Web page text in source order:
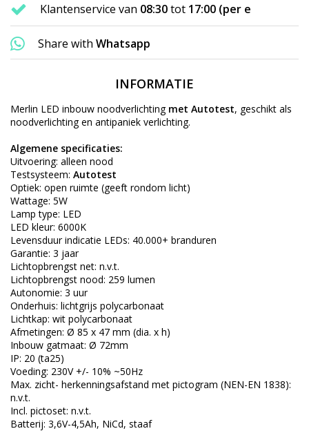
Klantenservice van 08:30tot 17:00 (per e
Share with Whatsapp
INFORMATIE
Merlin LED inbouw noodverlichting met Autotest, geschikt als
noodverlichting en antipaniek verlichting.
Algemene specificaties:
Uitvoering: alleen nood
Testsysteem: Autotest
Optiek: open ruimte (geeft rondom licht)
Wattage: 5W
Lamp type: LED
LED kleur: 6000K
Levensduur indicatie LEDs: 40.000+ branduren
Garantie: 3 jaar
Lichtopbrengst net: n.v.t.
Lichtopbrengst nood: 259 lumen
Autonomie: 3 uur
Onderhuis: lichtgrijs polycarbonaat
Lichtkap: wit polycarbonaat
Afmetingen: Ø 85 x 47 mm (dia. x h)
Inbouw gatmaat: Ø 72mm
IP: 20 (ta25)
Voeding: 230V +/- 10% ~50Hz
Max. zicht- herkenningsafstand met pictogram (NEN-EN 1838):
n.v.t.
Incl. pictoset: n.v.t.
Batterij: 3,6V-4,5Ah, NiCd, staaf